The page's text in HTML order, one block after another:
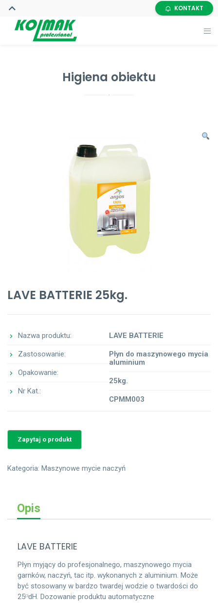
KONTAKT
Higiena obiektu
LAVE BATTERIE 25kg.
Nazwa produktu:
Zastosowanie:
Opakowanie:
Nr Kat.:
LAVE BATTERIE
Płyn do maszynowego mycia
aluminium
25kg.
CPMM003
Kategoria: Maszynowe mycie naczyń
Opis
LAVE BATTERIE
Płyn myjący do profesjonalnego, maszynowego mycia
garnków, naczyń, tac itp. wykonanych z aluminium. Może
być stosowany w bardzo twardej wodzie o twardości do
25ᴼdH. Dozowanie produktu automatyczne